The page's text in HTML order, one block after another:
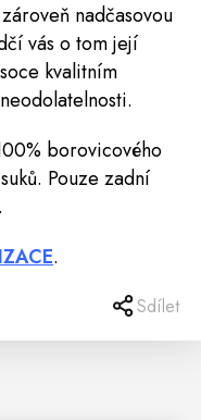
nadčasovou
vás o tom její
kvalitním
borovicového
Pouze zadní
.
Sdílet